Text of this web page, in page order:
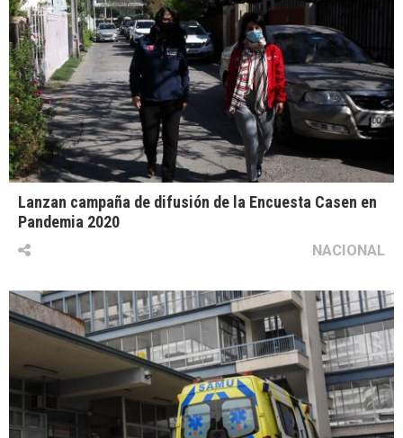
Lanzan campaña de difusión de la Encuesta Casen en
Pandemia 2020
NACIONAL